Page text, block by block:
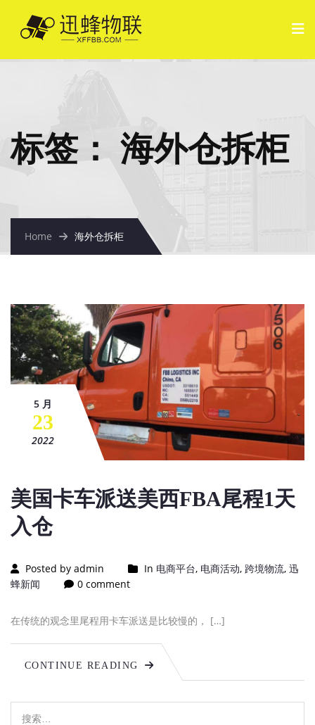
标签： 海外仓拆柜
Home 海外仓拆柜
5 月
23
2022
美国卡车派送美西FBA尾程1天
入仓
Posted by admin In 电商平台, 电商活动, 跨境物流, 迅
蜂新闻
0 comment
在传统的观念里尾程用卡车派送是比较慢的， […]
CONTINUE READING